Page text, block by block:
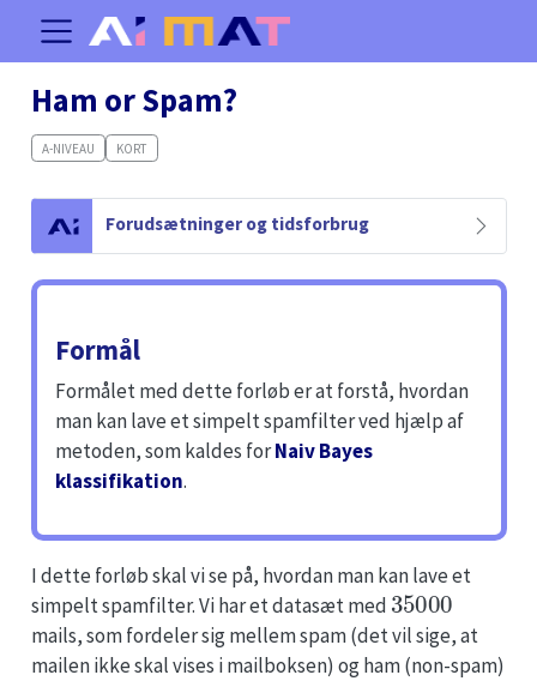
Ham or Spam?
A-NIVEAU KORT
C
a
u
o
n
Forudsætninger og tidsforbrug
Formål
Formålet med dette forløb er at forstå, hvordan
man kan lave et simpelt spamfilter ved hjælp af
metoden, som kaldes forNaiv Bayes
klassifikation.
I dette forløb skal vi se på, hvordan man kan lave et
simpelt spamfilter. Vi har et datasæt med
35000
mails, som fordeler sig mellem spam (det vil sige, at
mailen ikke skal vises i mailboksen) og ham (non-spam)